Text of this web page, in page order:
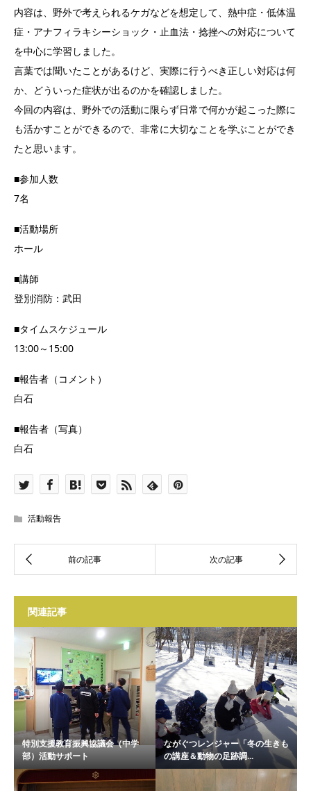
内容は、野外で考えられるケガなどを想定して、熱中症・低体温
症・アナフィラキシーショック・止血法・捻挫への対応について
を中心に学習しました。
言葉では聞いたことがあるけど、実際に行うべき正しい対応は何
か、どういった症状が出るのかを確認しました。
今回の内容は、野外での活動に限らず日常で何かが起こった際に
も活かすことができるので、非常に大切なことを学ぶことができ
たと思います。
■参加人数
7名
■活動場所
ホール
■講師
登別消防：武田
■タイムスケジュール
13:00～15:00
■報告者（コメント）
白石
■報告者（写真）
白石
活動報告
関連記事
特別支援教育振興協議会（中学
部）活動サポート
ながぐつレンジャー「冬の生きも
の講座＆動物の足跡調...